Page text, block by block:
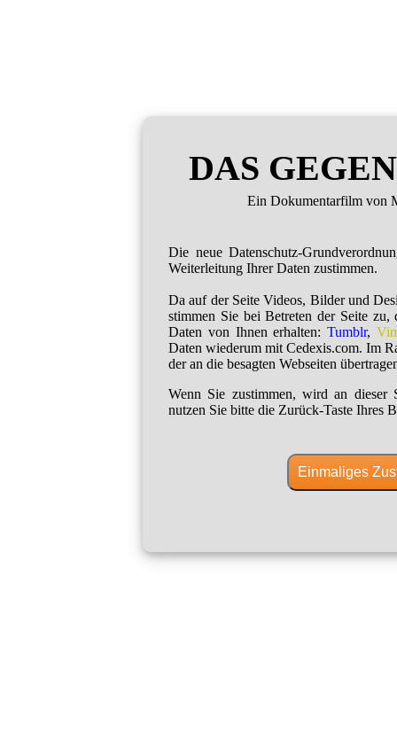
DAS
Ein Dokumentarfilm von
Die neue Datenschutz-
Weiterleitung Ihrer Daten zustimmen.
Da auf der Seite Videos, Bilder und
stimmen Sie bei Betreten der Seite zu,
Daten von Ihnen erhalten:Tumblr,
Daten wiederum mit Cedexis.com. Im
der an die besagten Webseiten
Wenn Sie zustimmen, wird an dieser
nutzen Sie bitte die Zurück-Taste Ihres
Einmaliges